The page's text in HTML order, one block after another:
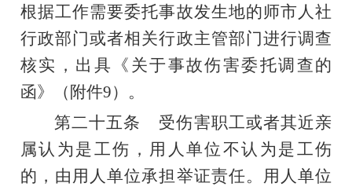
根据工作需要委托事故发生地的师市人社
行政部门或者相关行政主管部门进行调查
核实 ， 出具《 关于事故伤害委托调查的
函》（附件9）。
第二十五条
受伤害职工或者其近亲
属认为是工伤，用人单位不认为是工伤
的，由用人单位承担举证责任。用人单位